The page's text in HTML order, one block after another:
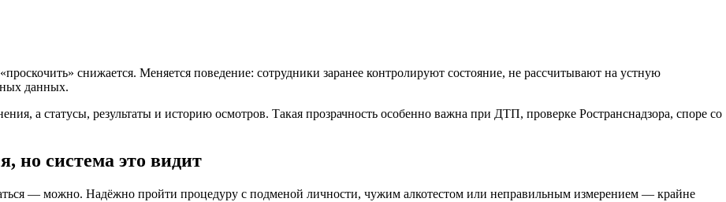
снижается. Меняется поведение: сотрудники заранее контролируют состояние, не рассчитывают на устную
данных.
а статусы, результаты и историю осмотров. Такая прозрачность особенно важна при ДТП, проверке Ространснадзора, споре со
но система это видит
— можно. Надёжно пройти процедуру с подменой личности, чужим алкотестом или неправильным измерением — крайне